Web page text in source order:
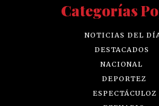
Categorías
NOTICIAS DEL
DESTACADOS
NACIONAL
DEPORTEZ
ESPECTÁCULOZ